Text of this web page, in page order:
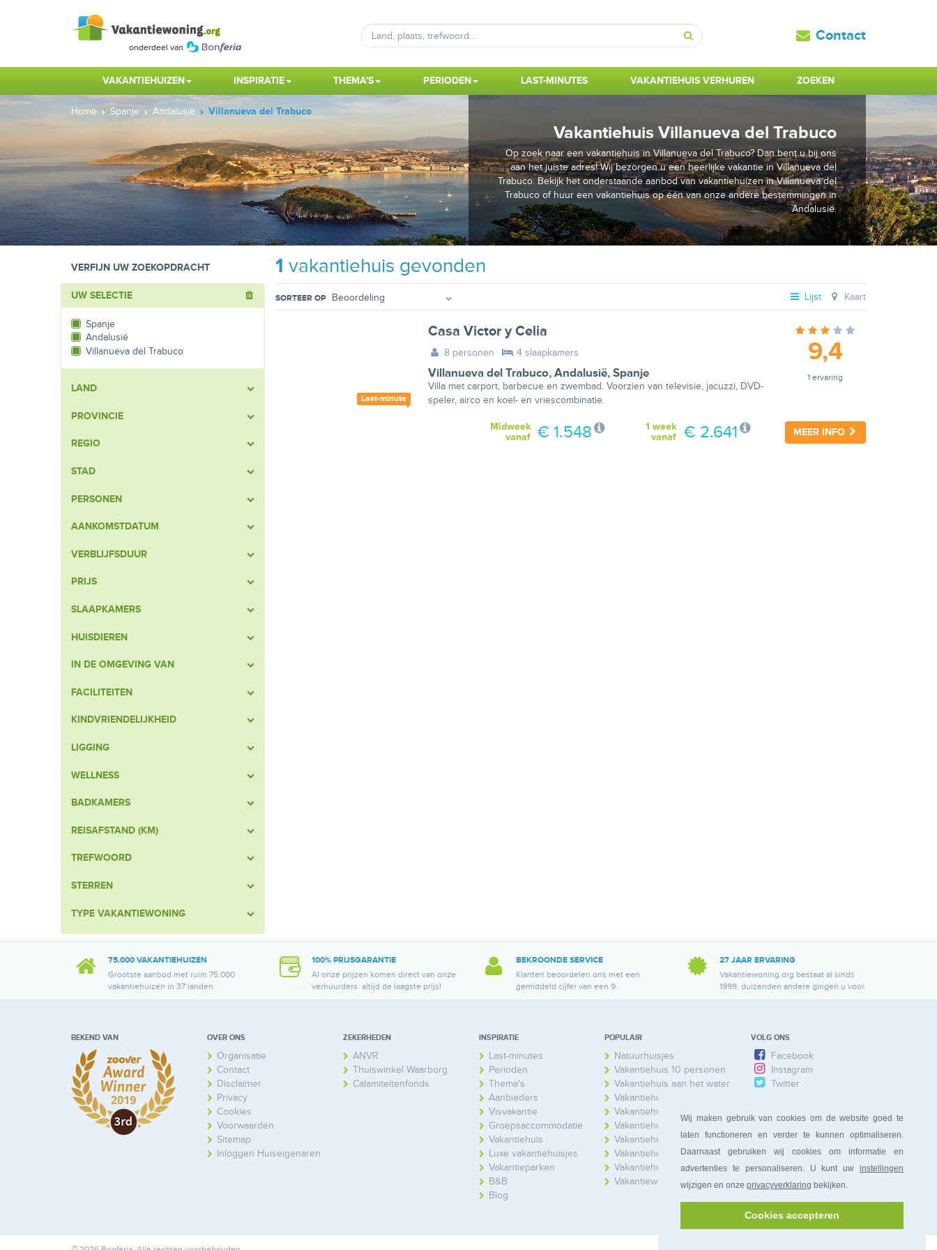
Wij maken gebruik van cookies om de website goed te
laten functioneren en verder te kunnen optimaliseren.
Daarnaast gebruiken wij cookies om informatie en
advertenties te personaliseren. U kunt uw instellingen
wijzigen en onze privacyverklaring bekijken.
Cookies accepteren
Zoeken
Contact
VAKANTIEHUIZEN INSPIRATIE THEMA'S PERIODEN LAST-MINUTES VAKANTIEHUIS VERHUREN ZOEKEN
Home Spanje Andalusië Villanueva del Trabuco
Vakantiehuis Villanueva del Trabuco
Op zoek naar een vakantiehuis in Villanueva del Trabuco? Dan bent u bij ons
aan het juiste adres! Wij bezorgen u een heerlijke vakantie in Villanueva del
Trabuco. Bekijk het onderstaande aanbod van vakantiehuizen in Villanueva del
Trabuco of huur een vakantiehuis op één van onze andere bestemmingen in
Andalusië.
VERFIJN UW ZOEKOPDRACHT 1 vakantiehuis gevonden
UW SELECTIE
Spanje
Andalusië
Villanueva del Trabuco
LAND
PROVINCIE
REGIO
STAD
PERSONEN
AANKOMSTDATUM
VERBLIJFSDUUR
PRIJS
SLAAPKAMERS
HUISDIEREN
IN DE OMGEVING VAN
FACILITEITEN
KINDVRIENDELIJKHEID
LIGGING
WELLNESS
BADKAMERS
REISAFSTAND (KM)
TREFWOORD
STERREN
TYPE VAKANTIEWONING
SORTEER OP Lijst Kaart
Last-minute
Casa Victor y Celia
8 personen 4 slaapkamers
Villanueva del Trabuco, Andalusië, Spanje
Villa met carport, barbecue en zwembad. Voorzien van televisie, jacuzzi, DVD-
speler, airco en koel- en vriescombinatie.
9,4
1 ervaring
MEER INFO
1 week
vanaf
€ 2.641
Midweek
vanaf
€ 1.548
75.000 VAKANTIEHUIZEN
Grootste aanbod met ruim 75.000
vakantiehuizen in 37 landen.
100% PRIJSGARANTIE
Al onze prijzen komen direct van onze
verhuurders: altijd de laagste prijs!
BEKROONDE SERVICE
Klanten beoordelen ons met een
gemiddeld cijfer van een 9.
27 JAAR ERVARING
Vakantiewoning.org bestaat al sinds
1999, duizenden andere gingen u voor.
BEKEND VAN OVER ONS
Organisatie
Contact
Disclaimer
Privacy
Cookies
Voorwaarden
Sitemap
Inloggen Huiseigenaren
ZEKERHEDEN
ANVR
Thuiswinkel Waarborg
Calamiteitenfonds
INSPIRATIE
Last-minutes
Perioden
Thema's
Aanbieders
Visvakantie
Groepsaccommodatie
Vakantiehuis
Luxe vakantiehuisjes
Vakantieparken
B&B
Blog
POPULAIR
Natuurhuisjes
Vakantiehuis 10 personen
Vakantiehuis aan het water
Vakantiehuis Ardennen
Vakantiehuis Duitsland
Vakantiehuis Frankrijk
Vakantiehuis Limburg
Vakantiehuis Nederland
Vakantiehuis Spanje
Vakantiewoning
VOLG ONS
Facebook
Instagram
Twitter